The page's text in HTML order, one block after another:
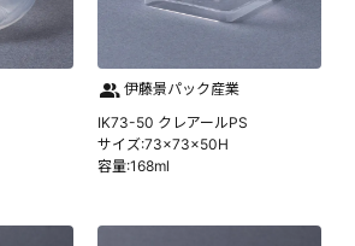
伊藤景パック産業
IK73-50 クレアールPS
サイズ:73×73×50H
容量:168ml